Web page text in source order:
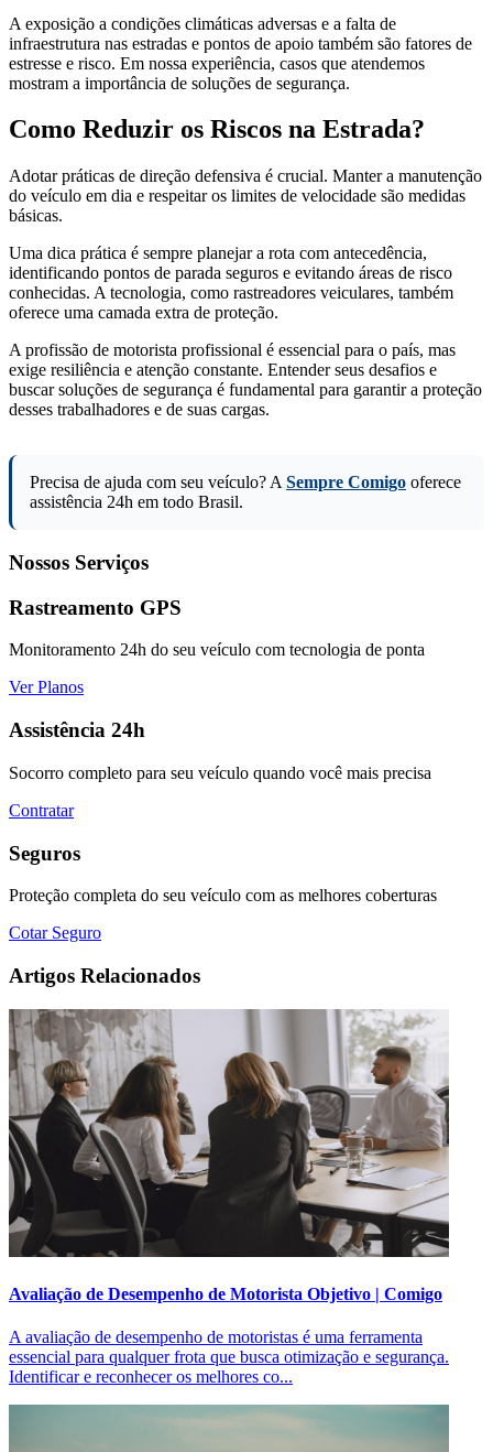
A exposição a condições climáticas adversas e a falta de
infraestrutura nas estradas e pontos de apoio também são fatores de
estresse e risco. Em nossa experiência, casos que atendemos
mostram a importância de soluções de segurança.
Como Reduzir os Riscos na Estrada?
Adotar práticas de direção defensiva é crucial. Manter a manutenção
do veículo em dia e respeitar os limites de velocidade são medidas
básicas.
Uma dica prática é sempre planejar a rota com antecedência,
identificando pontos de parada seguros e evitando áreas de risco
conhecidas. A tecnologia, como rastreadores veiculares, também
oferece uma camada extra de proteção.
A profissão de motorista profissional é essencial para o país, mas
exige resiliência e atenção constante. Entender seus desafios e
buscar soluções de segurança é fundamental para garantir a proteção
desses trabalhadores e de suas cargas.
Precisa de ajuda com seu veículo? A Sempre Comigo oferece
assistência 24h em todo Brasil.
Nossos Serviços
Rastreamento GPS
Monitoramento 24h do seu veículo com tecnologia de ponta
Ver Planos
Assistência 24h
Socorro completo para seu veículo quando você mais precisa
Contratar
Seguros
Proteção completa do seu veículo com as melhores coberturas
Cotar Seguro
Artigos Relacionados
Avaliação de Desempenho de Motorista Objetivo | Comigo
A avaliação de desempenho de motoristas é uma ferramenta
essencial para qualquer frota que busca otimização e segurança.
Identificar e reconhecer os melhores co...